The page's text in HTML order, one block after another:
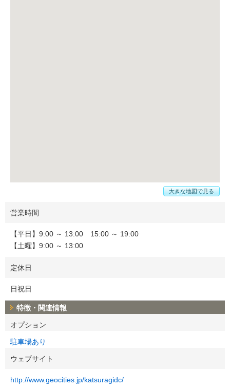
大きな地図で見る
営業時間
【平日】9:00 ～ 13:00 15:00 ～ 19:00
【土曜】9:00 ～ 13:00
定休日
日祝日
特徴・関連情報
オプション
駐車場あり
ウェブサイト
http://www.geocities.jp/katsuragidc/